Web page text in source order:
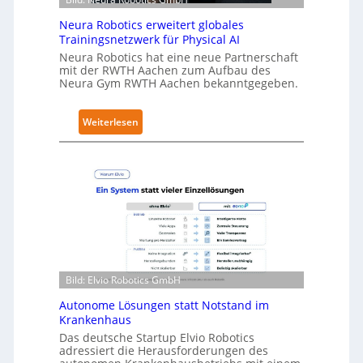
a
l
t
S
e
c
r
i
t
e
e
-
2
Z
e
Neura Robotics erweitert globales
Trainingsnetzwerk für Physical AI
Neura Robotics hat eine neue Partnerschaft
mit der RWTH Aachen zum Aufbau des
Neura Gym RWTH Aachen bekanntgegeben.
Weiterlesen:
N
r
a
o
o
t
i
s
e
Bild: Elvio Robotics GmbH
Autonome Lösungen statt Notstand im
Krankenhaus
Das deutsche Startup Elvio Robotics
adressiert die Herausforderungen des